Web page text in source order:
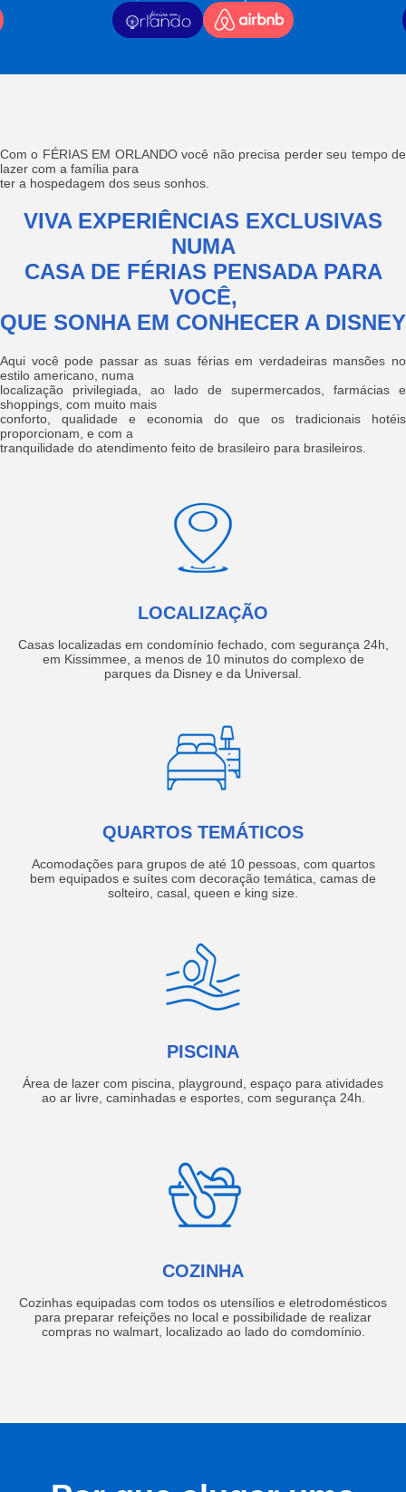
Com o FÉRIAS EM ORLANDO você não precisa perder seu tempo de
lazer com a família para
ter a hospedagem dos seus sonhos.
VIVA EXPERIÊNCIAS EXCLUSIVAS
NUMA
CASA DE FÉRIAS PENSADA PARA
VOCÊ,
QUE SONHA EM CONHECER A DISNEY
Aqui você pode passar as suas férias em verdadeiras mansões no
estilo americano, numa
localização privilegiada, ao lado de supermercados, farmácias e
shoppings, com muito mais
conforto, qualidade e economia do que os tradicionais hotéis
proporcionam, e com a
tranquilidade do atendimento feito de brasileiro para brasileiros.
LOCALIZAÇÃO
Casas localizadas em condomínio fechado, com segurança 24h,
em Kissimmee, a menos de 10 minutos do complexo de
parques da Disney e da Universal.
QUARTOS TEMÁTICOS
Acomodações para grupos de até 10 pessoas, com quartos
bem equipados e suítes com decoração temática, camas de
solteiro, casal, queen e king size.
PISCINA
Área de lazer com piscina, playground, espaço para atividades
ao ar livre, caminhadas e esportes, com segurança 24h.
COZINHA
Cozinhas equipadas com todos os utensílios e eletrodomésticos
para preparar refeições no local e possibilidade de realizar
compras no walmart, localizado ao lado do comdomínio.